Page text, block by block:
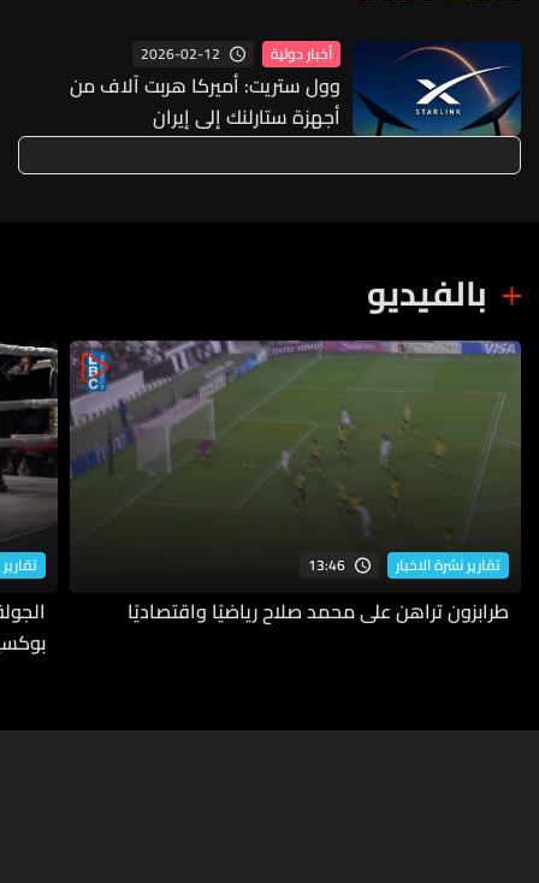
أخبار دولية 2026-02-12
وول ستريت: أميركا هربت آلاف من
أجهزة ستارلنك إلى إيران
بالفيديو
تقارير نشرة الاخبار 13:46
طرابزون تراهن على محمد صلاح رياضيًا واقتصاديًا